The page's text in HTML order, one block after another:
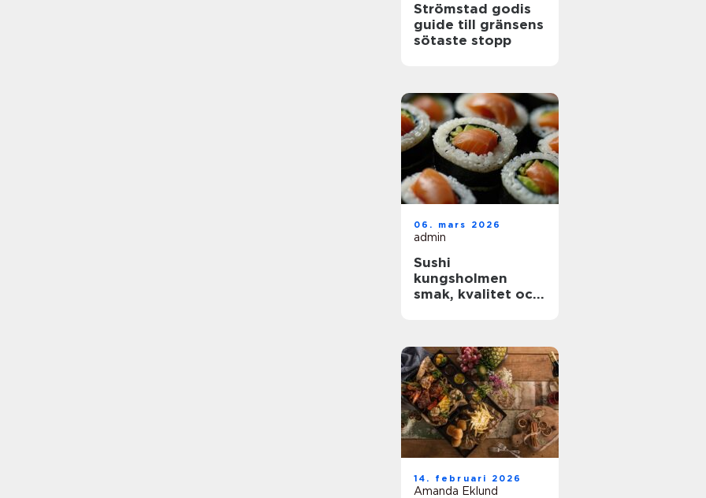
Strömstad godis
guide till gränsens
sötaste stopp
06. mars 2026
admin
Sushi
kungsholmen
smak, kvalitet och
14. februari 2026
Amanda Eklund